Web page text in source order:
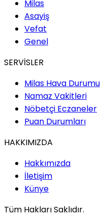
Milas
Asayiş
Vefat
Genel
SERVİSLER
Milas Hava Durumu
Namaz Vakitleri
Nöbetçi Eczaneler
Puan Durumları
HAKKIMIZDA
Hakkımızda
İletişim
Künye
Tüm Hakları Saklıdır.